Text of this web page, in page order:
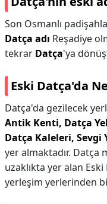
Son Osmanlı
Datça adı Reşadiye
tekrar Datça'ya
Eski Datça'da
Datça'da gezilecek
Antik Kenti, Datça
Datça Kaleleri, Sevgi
yer almaktadır. Datça
uzaklıkta yer alan
yerleşim yerlerinden